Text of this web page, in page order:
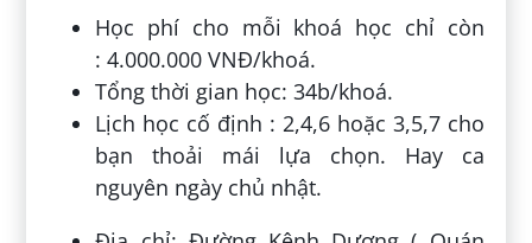
Học phí cho mỗi khoá học chỉ còn
: 4.000.000 VNĐ/khoá.
Tổng thời gian học: 34b/khoá.
Lịch học cố định : 2,4,6 hoặc 3,5,7 cho
bạn thoải mái lựa chọn. Hay ca
nguyên ngày chủ nhật.